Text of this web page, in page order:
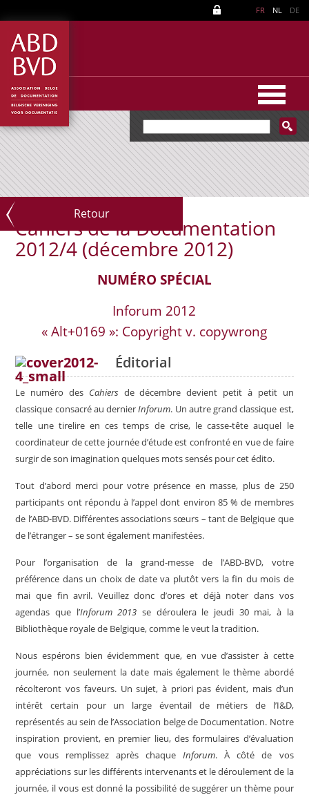
FR NL DE
Retour
Cahiers de la Documentation
2012/4 (décembre 2012)
NUMÉRO SPÉCIAL
Inforum 2012
« Alt+0169 »: Copyright v. copywrong
Éditorial
Le numéro des Cahiersde décembre devient petit à petit un
classique consacré au dernierInforum. Un autre grand classique est,
telle une tirelire en ces temps de crise, le casse-tête auquel le
coordinateur de cette journée d’étude est confronté en vue de faire
surgir de son imagination quelques mots sensés pour cet édito.
Tout d’abord merci pour votre présence en masse, plus de 250
participants ont répondu à l’appel dont environ 85 % de membres
de l’ABD-BVD. Différentes associations sœurs – tant de Belgique que
de l’étranger – se sont également manifestées.
Pour l’organisation de la grand-messe de l’ABD-BVD, votre
préférence dans un choix de date va plutôt vers la fin du mois de
mai que fin avril. Veuillez donc d’ores et déjà noter dans vos
agendas que l’Inforum 2013 se déroulera le jeudi 30 mai, à la
Bibliothèque royale de Belgique, comme le veut la tradition.
Nous espérons bien évidemment que, en vue d’assister à cette
journée, non seulement la date mais également le thème abordé
récolteront vos faveurs. Un sujet, à priori pas évident, mais d’un
intérêt certain pour un large éventail de métiers de l’I&D,
représentés au sein de l’Association belge de Documentation. Notre
inspiration provient, en premier lieu, des formulaires d’évaluation
que vous remplissez après chaqueInforum. À côté de vos
appréciations sur les différents intervenants et le déroulement de la
journée, il vous est donné la possibilité de suggérer un thème pour